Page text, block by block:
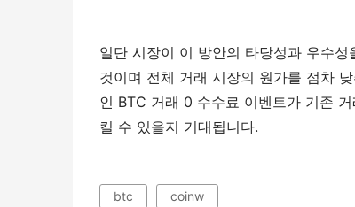
일단 시장이 이 방안의 타당성과 우수
것이며 전체 거래 시장의 원가를 점차
인 BTC 거래 0 수수료 이벤트가 기존
킬 수 있을지 기대됩니다.
btc coinw